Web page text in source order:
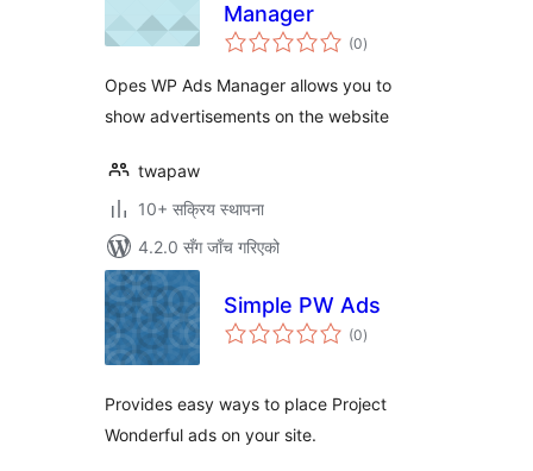
Manager
(0कुल
रेटिङ्गहरू
)
Opes WP Ads Manager allows you to
show advertisements on the website
twapaw
10+ सक्रिय स्थापना
4.2.0 सँग जाँच गरिएको
Simple PW Ads
(0कुल
रेटिङ्गहरू
)
Provides easy ways to place Project
Wonderful ads on your site.